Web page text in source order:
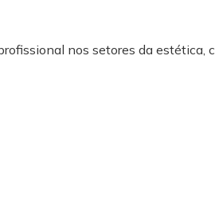
nos setores da estética,